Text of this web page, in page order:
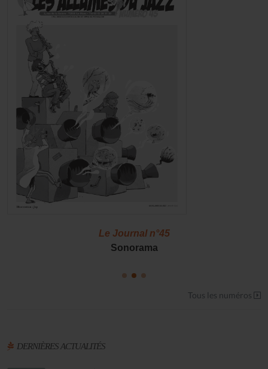
Le Journal n°45
Sonorama
Tous les numéros
DERNIÈRES ACTUALITÉS